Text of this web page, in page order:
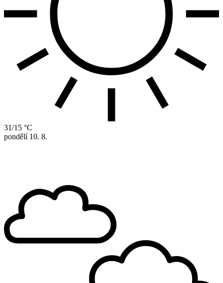
31/15 °C
pondělí 10. 8.